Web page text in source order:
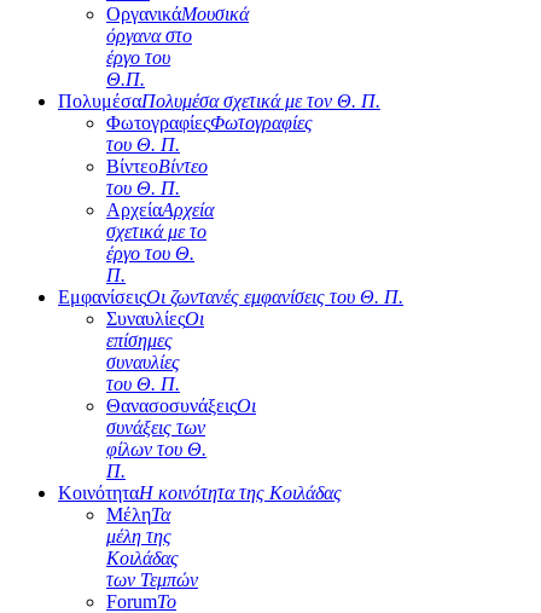
ΟργανικάΜουσικά
όργανα στο
έργο του
Θ.Π.
ΠολυμέσαΠολυμέσα σχετικά με τον Θ. Π.
ΦωτογραφίεςΦωτογραφίες
του Θ. Π.
ΒίντεοΒίντεο
του Θ. Π.
ΑρχείαΑρχεία
σχετικά με το
έργο του Θ.
Π.
ΕμφανίσειςΟι ζωντανές εμφανίσεις του Θ. Π.
ΣυναυλίεςΟι
επίσημες
συναυλίες
του Θ. Π.
ΘανασοσυνάξειςΟι
συνάξεις των
φίλων του Θ.
Π.
ΚοινότηταΗ κοινότητα της Κοιλάδας
ΜέληΤα
μέλη της
Κοιλάδας
των Τεμπών
ForumΤο